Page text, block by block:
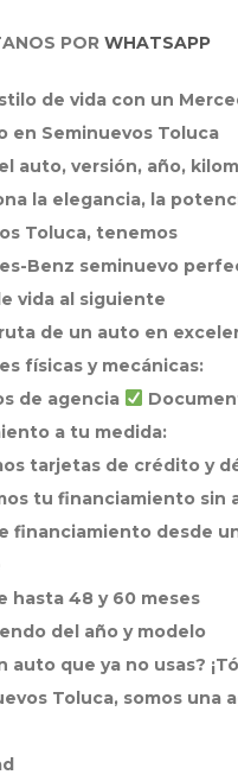
POR WHATSAPP
de vida con un
en Seminuevos Toluca
auto, versión, año,
la elegancia, la
Toluca, tenemos
Benz seminuevo
vida al siguiente
de un auto en
físicas y mecánicas:
de agencia
a tu medida:
tarjetas de crédito y
tu financiamiento sin
financiamiento desde
hasta 48 y 60 meses
del año y modelo
auto que ya no usas?
Toluca, somos una